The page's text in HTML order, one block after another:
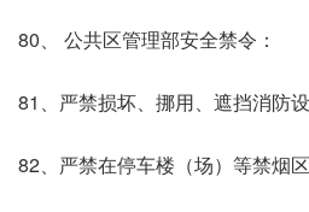
80、 公共区管理部安全禁令：
81、严禁损坏、挪用、遮挡消防
82、严禁在停车楼（场）等禁烟